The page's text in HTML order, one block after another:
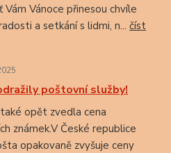
Vám Vánoce přinesou chvíle
a setkání s lidmi, n... číst
poštovní služby!
opět zvedla cena
známek.V České republice
opakovaně zvyšuje ceny